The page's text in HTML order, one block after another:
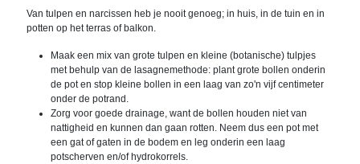
Van tulpen en narcissen heb je nooit genoeg; in huis, in de tuin en in
potten op het terras of balkon.
Maak een mix van grote tulpen en kleine (botanische) tulpjes
met behulp van de lasagnemethode: plant grote bollen onderin
de pot en stop kleine bollen in een laag van zo'n vijf centimeter
onder de potrand.
Zorg voor goede drainage, want de bollen houden niet van
nattigheid en kunnen dan gaan rotten. Neem dus een pot met
een gat of gaten in de bodem en leg onderin een laag
potscherven en/of hydrokorrels.